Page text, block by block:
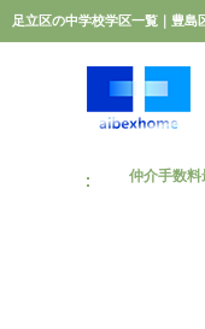
足立区の中学校学区一覧｜豊
仲介手数料